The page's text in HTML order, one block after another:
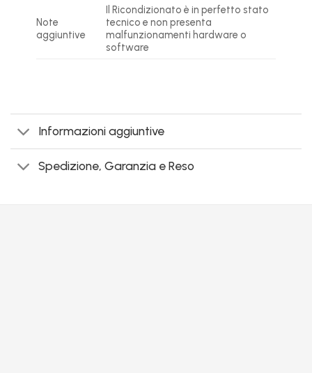
Note
aggiuntive
Il Ricondizionato è in perfetto stato
tecnico e non presenta
malfunzionamenti hardware o
software
Informazioni aggiuntive
Spedizione, Garanzia e Reso